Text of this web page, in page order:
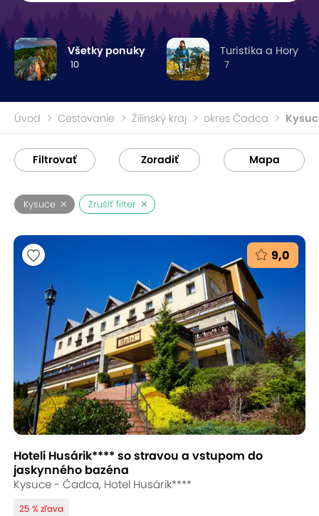
10
Všetky ponuky
7
Turistika a Hory
Úvod Cestovanie Žilinský kraj okres Čadca
Filtrovať Zoradiť Mapa
Kysuce Zrušiť filter
9,0
Hoteli Husárik**** so stravou a vstupom do
jaskynného bazéna
Kysuce - Čadca, Hotel Husárik****
25 % zľava